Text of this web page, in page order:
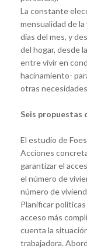
La constante
mensualidad de
días del mes, y
del hogar, desde
entre vivir en
hacinamiento-
otras
Seis propuestas
El estudio de
Acciones
garantizar el
el número de
número de
Planificar
acceso más
cuenta la
trabajadora.